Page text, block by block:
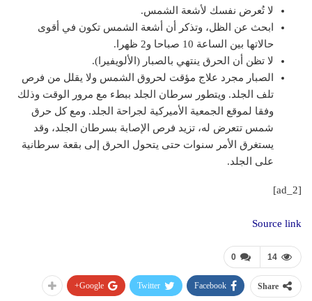
لا تُعرض نفسك لأشعة الشمس.
ابحث عن الظل، وتذكر أن أشعة الشمس تكون في أقوى
حالاتها بين الساعة 10 صباحا و2 ظهرا.
لا تظن أن الحرق ينتهي بالصبار (الألويفيرا).
الصبار مجرد علاج مؤقت لحروق الشمس ولا يقلل من فرص
تلف الجلد. ويتطور سرطان الجلد ببطء مع مرور الوقت وذلك
وفقا لموقع الجمعية الأميركية لجراحة الجلد. ومع كل حرق
شمس تتعرض له، تزيد فرص الإصابة بسرطان الجلد، وقد
يستغرق الأمر سنوات حتى يتحول الحرق إلى بقعة سرطانية
على الجلد.
[ad_2]
Source link
0 14
Share
Facebook
Twitter
Google+